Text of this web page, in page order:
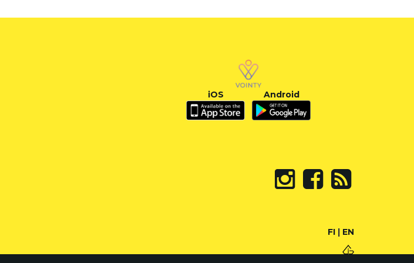
iOS Android
FI | EN